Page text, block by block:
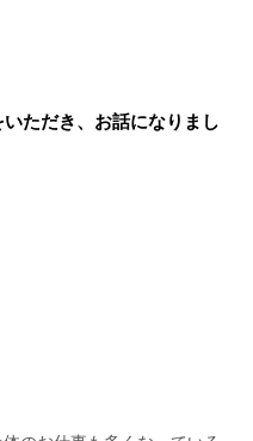
ただき、お話になりまし